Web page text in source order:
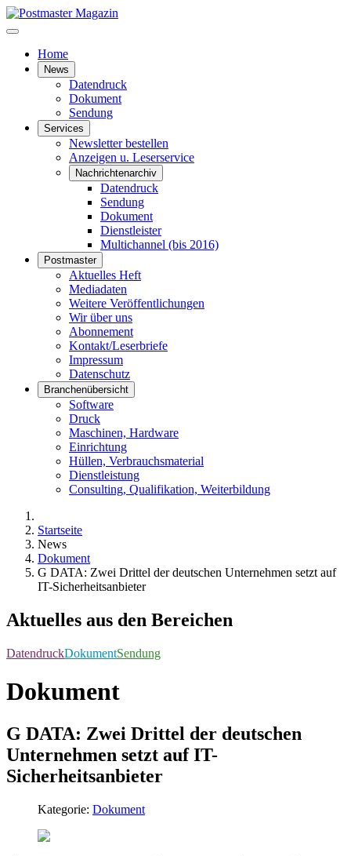
Home
News
Datendruck
Dokument
Sendung
Services
Newsletter bestellen
Anzeigen u. Leserservice
Nachrichtenarchiv
Datendruck
Sendung
Dokument
Dienstleister
Multichannel (bis 2016)
Postmaster
Aktuelles Heft
Mediadaten
Weitere Veröffentlichungen
Wir über uns
Abonnement
Kontakt/Leserbriefe
Impressum
Datenschutz
Branchenübersicht
Software
Druck
Maschinen, Hardware
Einrichtung
Hüllen, Verbrauchsmaterial
Dienstleistung
Consulting, Qualifikation, Weiterbildung
Startseite
News
Dokument
G DATA: Zwei Drittel der deutschen Unternehmen setzt auf
IT-Sicherheitsanbieter
Aktuelles aus den Bereichen
DatendruckDokumentSendung
Dokument
G DATA: Zwei Drittel der deutschen
Unternehmen setzt auf IT-
Sicherheitsanbieter
Kategorie: Dokument